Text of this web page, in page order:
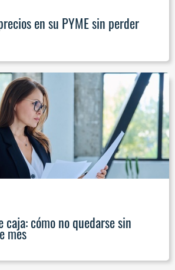
en su PYME sin perder
caja: cómo no quedarse sin
mes